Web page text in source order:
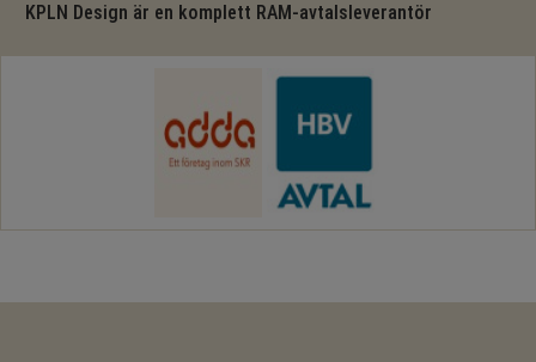
KPLN Design är en komplett RAM-avtalsleverantör